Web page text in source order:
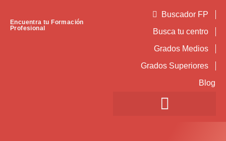
Encuentra tu Formación
Profesional
Buscador FP
Busca tu centro
Grados Medios
Grados Superiores
Blog